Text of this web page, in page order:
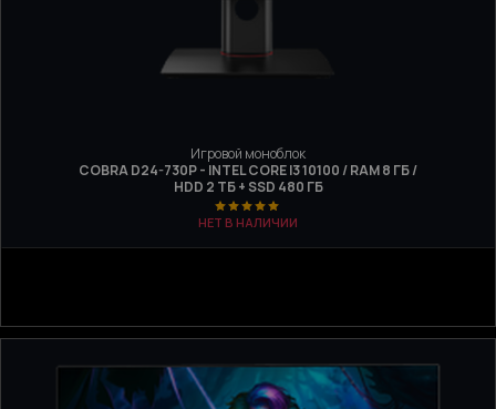
Игровой моноблок
COBRA D24-730P - INTEL CORE I3 10100 / RAM 8 ГБ /
HDD 2 ТБ + SSD 480 ГБ
НЕТ В НАЛИЧИИ